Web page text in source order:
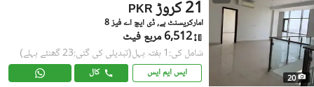
20
PKR 21 کروڑ
امارکریسنٹ بے, ڈی ایچ اے فیز 8
6,512 مربع فیٹ
شامل کی:1 ہفتہ پہل (تبدیلی کی گئی:23 گھنٹے پہلے)
ایس ایم ایس کال